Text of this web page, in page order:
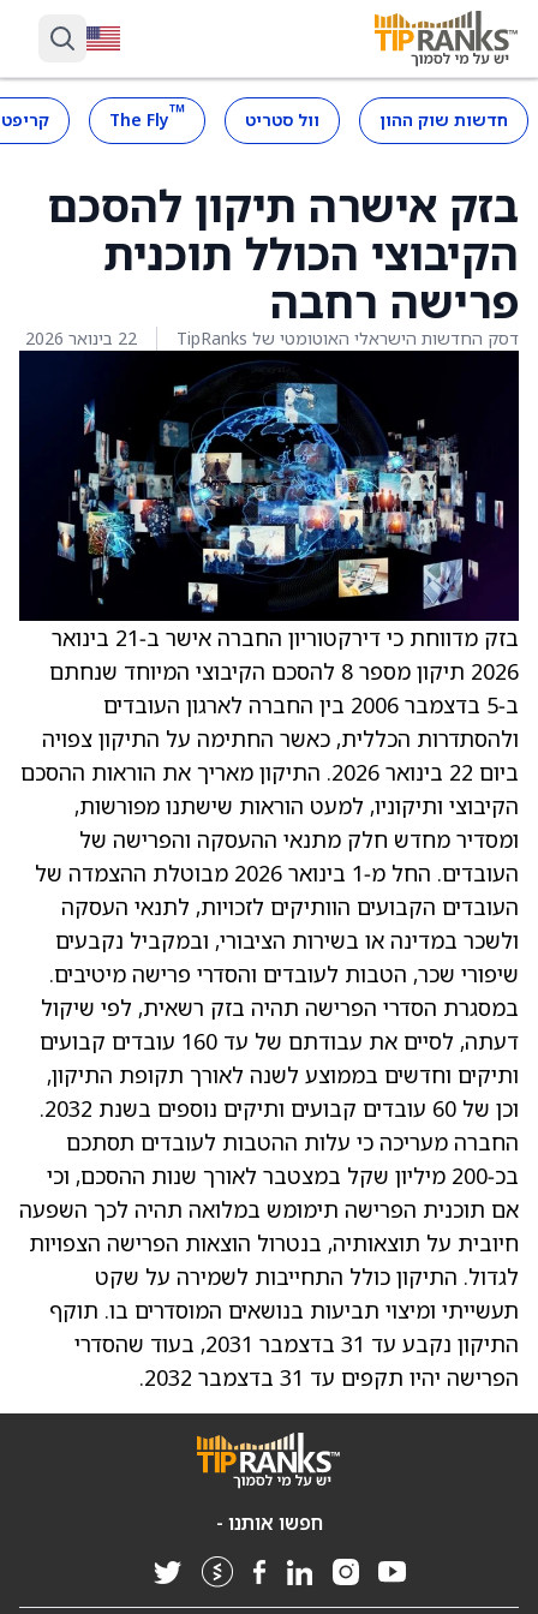
חדשות שוק ההון וול סטריט ™
The Fly
בזק אישרה תיקון להסכם
הקיבוצי הכולל תוכנית
פרישה רחבה
דסק החדשות הישראלי האוטומטי של TipRanks 22 בינואר 2026
בזק מדווחת כי דירקטוריון החברה אישר ב‑21 בינואר
2026 תיקון מספר 8 להסכם הקיבוצי המיוחד שנחתם
ב‑5 בדצמבר 2006 בין החברה לארגון העובדים
ולהסתדרות הכללית, כאשר החתימה על התיקון צפויה
ביום 22 בינואר 2026. התיקון מאריך את הוראות ההסכם
הקיבוצי ותיקוניו, למעט הוראות שישתנו מפורשות,
ומסדיר מחדש חלק מתנאי ההעסקה והפרישה של
העובדים. החל מ‑1 בינואר 2026 מבוטלת ההצמדה של
העובדים הקבועים הוותיקים לזכויות, לתנאי העסקה
ולשכר במדינה או בשירות הציבורי, ובמקביל נקבעים
שיפורי שכר, הטבות לעובדים והסדרי פרישה מיטיבים.
במסגרת הסדרי הפרישה תהיה בזק רשאית, לפי שיקול
דעתה, לסיים את עבודתם של עד 160 עובדים קבועים
ותיקים וחדשים בממוצע לשנה לאורך תקופת התיקון,
וכן של 60 עובדים קבועים ותיקים נוספים בשנת 2032.
החברה מעריכה כי עלות ההטבות לעובדים תסתכם
בכ‑200 מיליון שקל במצטבר לאורך שנות ההסכם, וכי
אם תוכנית הפרישה תימומש במלואה תהיה לכך השפעה
חיובית על תוצאותיה, בנטרול הוצאות הפרישה הצפויות
לגדול. התיקון כולל התחייבות לשמירה על שקט
תעשייתי ומיצוי תביעות בנושאים המוסדרים בו. תוקף
התיקון נקבע עד 31 בדצמבר 2031, בעוד שהסדרי
הפרישה יהיו תקפים עד 31 בדצמבר 2032.
חפשו אותנו -